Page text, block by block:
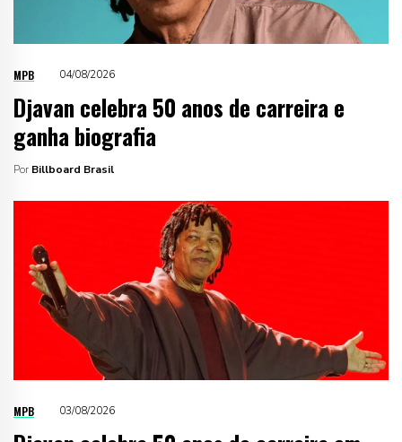
MPB 04/08/2026
Djavan celebra 50 anos de carreira e
ganha biografia
Por Billboard Brasil
MPB 03/08/2026